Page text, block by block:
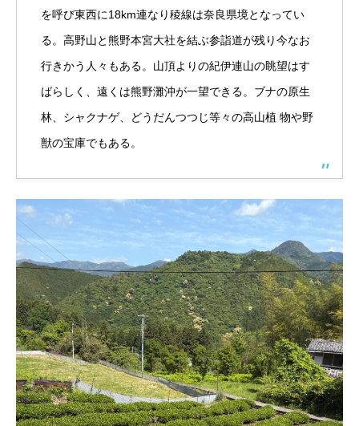
を呼び東西に18km連なり稜線は奈良県境となってい
る。高野山と熊野本宮大社を結ぶ参詣道が残り今なお
行きかう人々もある。山頂よりの紀伊連山の眺望はす
ばらしく、遠くは熊野灘沖が一望できる。ブナの原生
林、シャクナゲ、どうだんつつじ等々の高山植 物や野
獣の宝庫でもある。